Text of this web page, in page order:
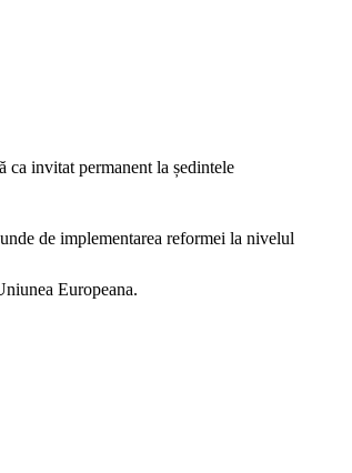
invitat permanent la ședintele
de implementarea reformei la nivelul
Europeana.